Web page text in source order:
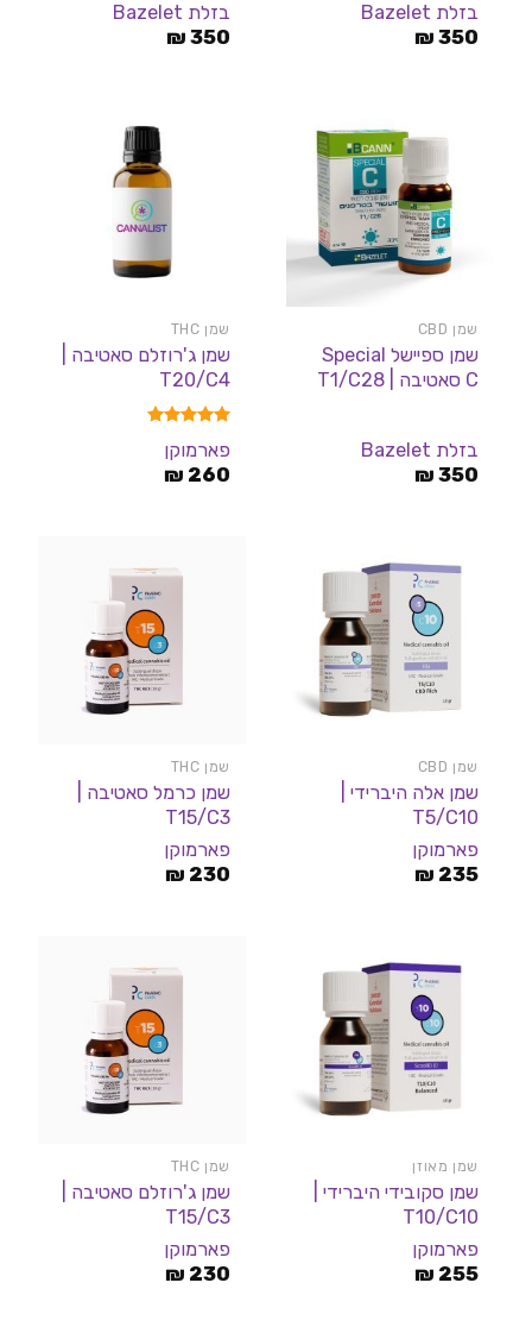
בזלת Bazelet
350
₪
בזלת Bazelet
350
₪
שמן CBD
שמן ספיישל Special
C סאטיבה | T1/C28
בזלת Bazelet
350
₪
שמן THC
שמן ג'רוזלם סאטיבה |
T20/C4
מתוך 5
פארמוקן
260
₪
שמן CBD
שמן אלה היברידי |
T5/C10
פארמוקן
235
₪
שמן THC
שמן כרמל סאטיבה |
T15/C3
פארמוקן
230
₪
שמן מאוזן
שמן סקובידי היברידי |
T10/C10
פארמוקן
255
₪
שמן THC
שמן ג'רוזלם סאטיבה |
T15/C3
פארמוקן
230
₪